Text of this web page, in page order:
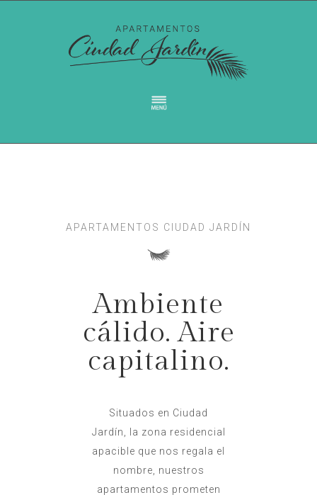
APARTAMENTOS CIUDAD JARDÍN
Ambiente
cálido. Aire
capitalino.
Situados en Ciudad
Jardín, la zona residencial
apacible que nos regala el
nombre, nuestros
apartamentos prometen